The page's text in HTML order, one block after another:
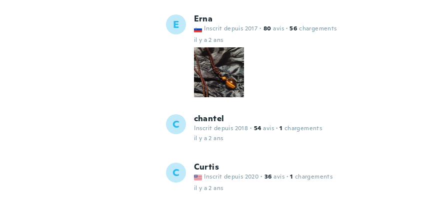
E Erna
Inscrit depuis 2017 · 80 avis · 56 chargements
il y a 2 ans
C chantel
Inscrit depuis 2018 · 54 avis · 1 chargements
il y a 2 ans
C Curtis
Inscrit depuis 2020 · 36 avis · 1 chargements
il y a 2 ans